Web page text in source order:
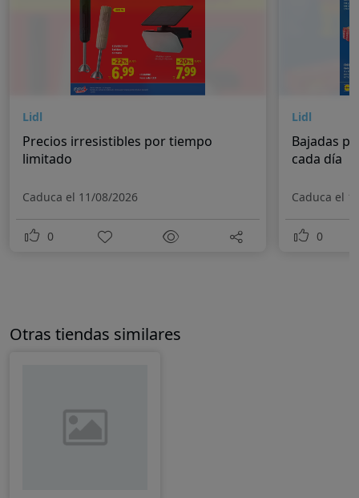
Lidl
Precios irresistibles por tiempo
limitado
Caduca el 11/08/2026
0
Lidl
Bajadas
cada día
Caduca el
0
Otras tiendas similares